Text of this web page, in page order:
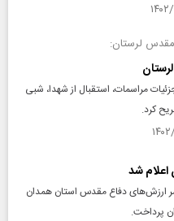
لرستان:
مراسمات، استقبال از شهدا، شبی
کرد.
شد
ارزش‌های دفاع مقدس استان همدان
پرداخت.